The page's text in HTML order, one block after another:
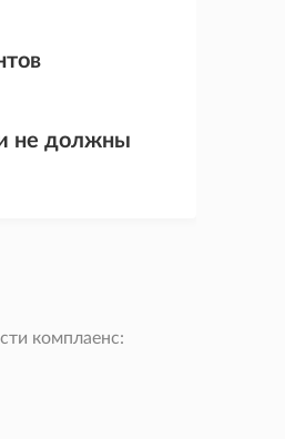
не должны
комплаенс: